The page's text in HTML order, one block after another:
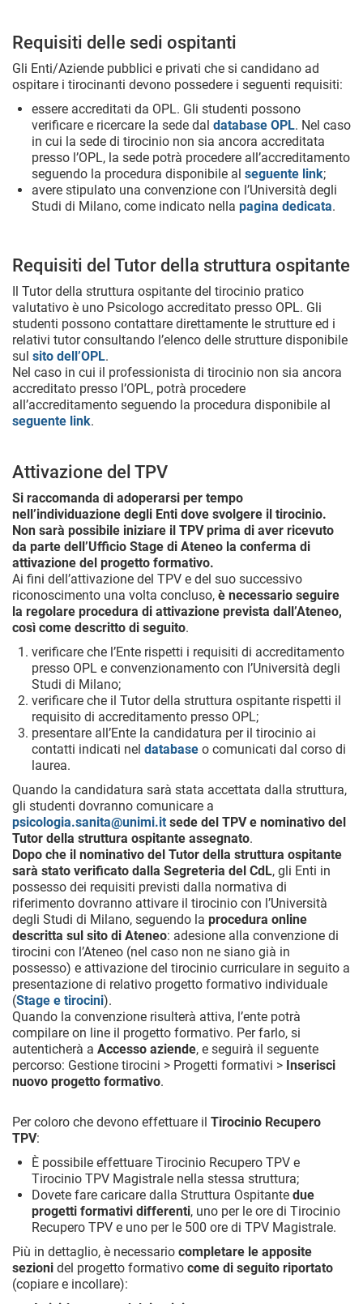
Requisiti delle sedi ospitanti
Gli Enti/Aziende pubblici e privati che si candidano ad
ospitare i tirocinanti devono possedere i seguenti requisiti:
essere accreditati da OPL. Gli studenti possono
verificare e ricercare la sede dal database OPL. Nel caso
in cui la sede di tirocinio non sia ancora accreditata
presso l’OPL, la sede potrà procedere all’accreditamento
seguendo la procedura disponibile al seguente link;
avere stipulato una convenzione con l’Università degli
Studi di Milano, come indicato nella pagina dedicata.
Requisiti del Tutor della struttura ospitante
Il Tutor della struttura ospitante del tirocinio pratico
valutativo è uno Psicologo accreditato presso OPL. Gli
studenti possono contattare direttamente le strutture ed i
relativi tutor consultando l’elenco delle strutture disponibile
sul sito dell’OPL.
Nel caso in cui il professionista di tirocinio non sia ancora
accreditato presso l’OPL, potrà procedere
all’accreditamento seguendo la procedura disponibile al
seguente link.
Attivazione del TPV
Si raccomanda di adoperarsi per tempo
nell’individuazione degli Enti dove svolgere il tirocinio.
Non sarà possibile iniziare il TPV prima di aver ricevuto
da parte dell’Ufficio Stage di Ateneo la conferma di
attivazione del progetto formativo.
Ai fini dell’attivazione del TPV e del suo successivo
riconoscimento una volta concluso, è necessario seguire
la regolare procedura di attivazione prevista dall’Ateneo,
così come descritto di seguito.
verificare che l’Ente rispetti i requisiti di accreditamento
presso OPL e convenzionamento con l’Università degli
Studi di Milano;
verificare che il Tutor della struttura ospitante rispetti il
requisito di accreditamento presso OPL;
presentare all’Ente la candidatura per il tirocinio ai
contatti indicati nel database o comunicati dal corso di
laurea.
Quando la candidatura sarà stata accettata dalla struttura,
gli studenti dovranno comunicare a
psicologia.sanita@unimi.it sede del TPV e nominativo del
Tutor della struttura ospitante assegnato.
Dopo che il nominativo del Tutor della struttura ospitante
sarà stato verificato dalla Segreteria del CdL, gli Enti in
possesso dei requisiti previsti dalla normativa di
riferimento dovranno attivare il tirocinio con l’Università
degli Studi di Milano, seguendo la procedura online
descritta sul sito di Ateneo: adesione alla convenzione di
tirocini con l’Ateneo (nel caso non ne siano già in
possesso) e attivazione del tirocinio curriculare in seguito a
presentazione di relativo progetto formativo individuale
(Stage e tirocini).
Quando la convenzione risulterà attiva, l’ente potrà
compilare on line il progetto formativo. Per farlo, si
autenticherà a Accesso aziende, e seguirà il seguente
percorso: Gestione tirocini > Progetti formativi > Inserisci
nuovo progetto formativo.
Per coloro che devono effettuare il Tirocinio Recupero
TPV:
È possibile effettuare Tirocinio Recupero TPV e
Tirocinio TPV Magistrale nella stessa struttura;
Dovete fare caricare dalla Struttura Ospitante due
progetti formativi differenti, uno per le ore di Tirocinio
Recupero TPV e uno per le 500 ore di TPV Magistrale.
Più in dettaglio, è necessario completare le apposite
sezioni del progetto formativo come di seguito riportato
(copiare e incollare):